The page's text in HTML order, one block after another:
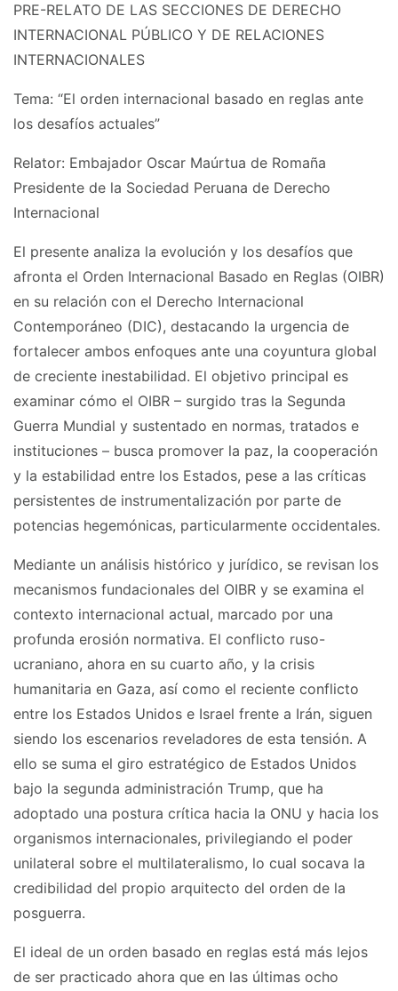
PRE-RELATO DE LAS SECCIONES DE DERECHO
INTERNACIONAL PÚBLICO Y DE RELACIONES
INTERNACIONALES
Tema: “El orden internacional basado en reglas ante
los desafíos actuales”
Relator: Embajador Oscar Maúrtua de Romaña
Presidente de la Sociedad Peruana de Derecho
Internacional
El presente analiza la evolución y los desafíos que
afronta el Orden Internacional Basado en Reglas (OIBR)
en su relación con el Derecho Internacional
Contemporáneo (DIC), destacando la urgencia de
fortalecer ambos enfoques ante una coyuntura global
de creciente inestabilidad. El objetivo principal es
examinar cómo el OIBR – surgido tras la Segunda
Guerra Mundial y sustentado en normas, tratados e
instituciones – busca promover la paz, la cooperación
y la estabilidad entre los Estados, pese a las críticas
persistentes de instrumentalización por parte de
potencias hegemónicas, particularmente occidentales.
Mediante un análisis histórico y jurídico, se revisan los
mecanismos fundacionales del OIBR y se examina el
contexto internacional actual, marcado por una
profunda erosión normativa. El conflicto ruso-
ucraniano, ahora en su cuarto año, y la crisis
humanitaria en Gaza, así como el reciente conflicto
entre los Estados Unidos e Israel frente a Irán, siguen
siendo los escenarios reveladores de esta tensión. A
ello se suma el giro estratégico de Estados Unidos
bajo la segunda administración Trump, que ha
adoptado una postura crítica hacia la ONU y hacia los
organismos internacionales, privilegiando el poder
unilateral sobre el multilateralismo, lo cual socava la
credibilidad del propio arquitecto del orden de la
posguerra.
El ideal de un orden basado en reglas está más lejos
de ser practicado ahora que en las últimas ocho